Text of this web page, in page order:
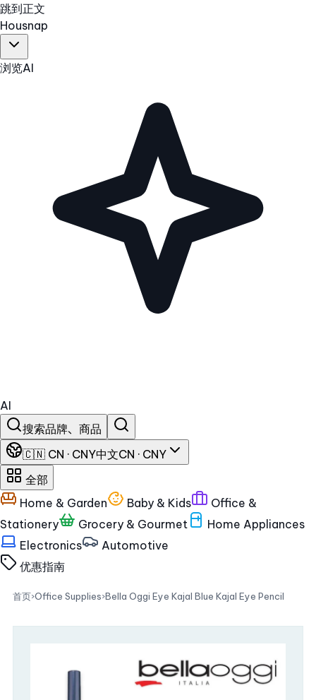
跳到正文
Housnap
浏览AI
AI
搜索品牌、商品
🇨🇳 CN · CNY中文CN · CNY
全部
Home & Garden
Baby & Kids
Office &
Stationery
Grocery & Gourmet
Home Appliances
Electronics
Automotive
优惠指南
首页›Office Supplies›Bella Oggi Eye Kajal Blue Kajal Eye Pencil